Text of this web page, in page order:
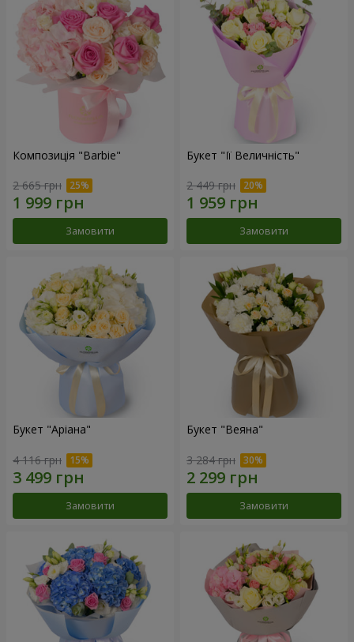
Композиція "Barbie"
2 665 грн
Замовити
Букет "Її Величність"
2 449 грн
Замовити
Букет "Аріана"
4 116 грн
Замовити
Букет "Веяна"
3 284 грн
Замовити